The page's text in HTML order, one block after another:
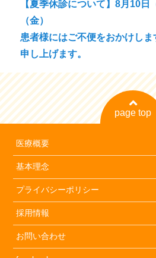
投
稿:
【夏季休診について】8月10日
（金）
患者様にはご不便をおかけし
申し上げます。
page top
医療概要
基本理念
プライバシーポリシー
採用情報
お問い合わせ